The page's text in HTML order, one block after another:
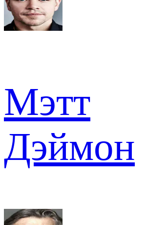
Мэтт
Дэймон